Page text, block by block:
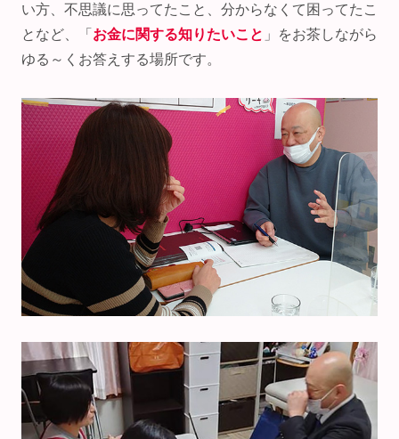
い方、不思議に思ってたこと、分からなくて困ってたこ
となど、「 お金に関する知りたいこと 」をお茶しながら
ゆる～くお答えする場所です。